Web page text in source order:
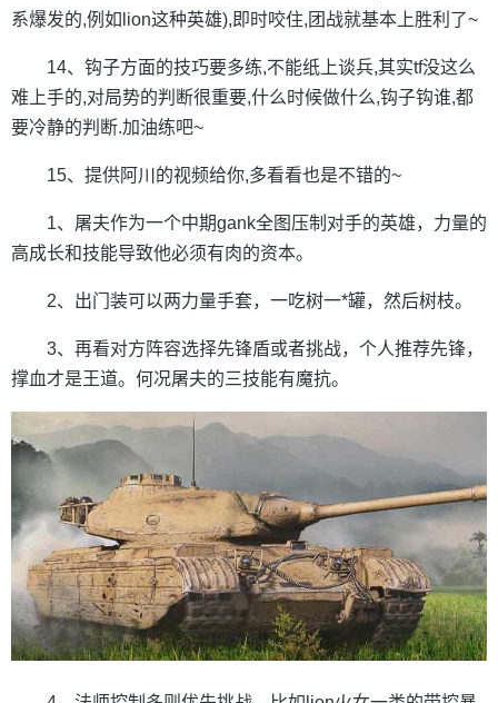
系爆发的,例如lion这种英雄),即时咬住,团战就基本上胜利了~
14、钩子方面的技巧要多练,不能纸上谈兵,其实tf没这么
难上手的,对局势的判断很重要,什么时候做什么,钩子钩谁,都
要冷静的判断.加油练吧~
15、提供阿川的视频给你,多看看也是不错的~
1、屠夫作为一个中期gank全图压制对手的英雄，力量的
高成长和技能导致他必须有肉的资本。
2、出门装可以两力量手套，一吃树一*罐，然后树枝。
3、再看对方阵容选择先锋盾或者挑战，个人推荐先锋，
撑血才是王道。何况屠夫的三技能有魔抗。